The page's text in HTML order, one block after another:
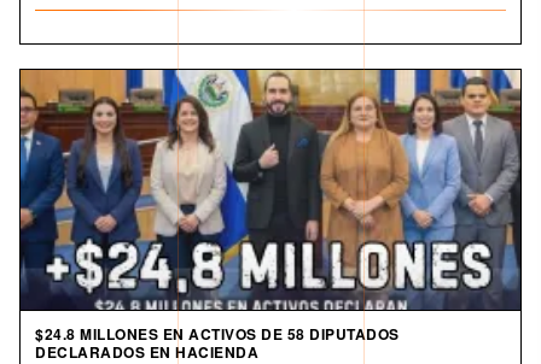
$24.8 MILLONES EN ACTIVOS DE 58 DIPUTADOS
DECLARADOS EN HACIENDA